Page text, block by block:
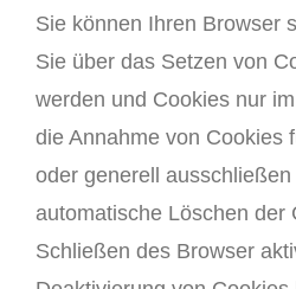
Sie können Ihren Browser
Sie über das Setzen von
werden und Cookies nur
die Annahme von Cookies
oder generell
automatische Löschen der
Schließen des Browser